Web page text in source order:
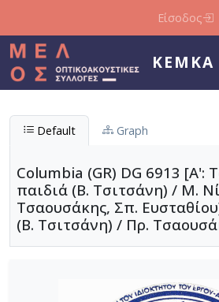
Είσοδος
ΚΕΜΚΑ
Default Graph
Columbia (GR) DG 6913 [Α':
παιδιά (Β. Τσιτσάνη) / Μ.
Τσαουσάκης, Σπ.
(Β. Τσιτσάνη) / Πρ.